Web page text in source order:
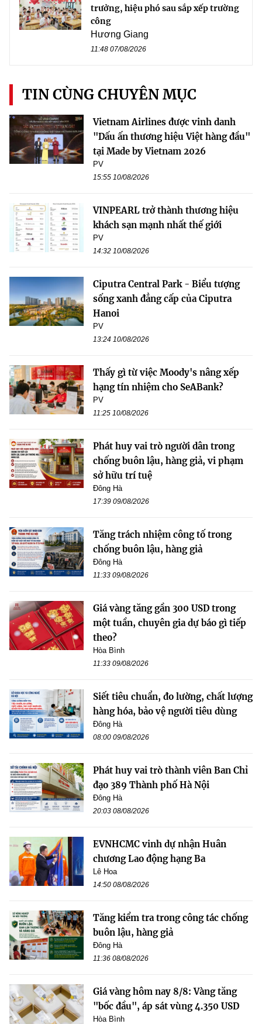
trưởng, hiệu phó sau sắp xếp trường
công
Hương Giang
11:48 07/08/2026
TIN CÙNG CHUYÊN MỤC
Vietnam Airlines được vinh danh
"Dấu ấn thương hiệu Việt hàng đầu"
tại Made by Vietnam 2026
PV
15:55 10/08/2026
VINPEARL trở thành thương hiệu
khách sạn mạnh nhất thế giới
PV
14:32 10/08/2026
Ciputra Central Park - Biểu tượng
sống xanh đẳng cấp của Ciputra
Hanoi
PV
13:24 10/08/2026
Thấy gì từ việc Moody's nâng xếp
hạng tín nhiệm cho SeABank?
PV
11:25 10/08/2026
Phát huy vai trò người dân trong
chống buôn lậu, hàng giả, vi phạm
sở hữu trí tuệ
Đông Hà
17:39 09/08/2026
Tăng trách nhiệm công tố trong
chống buôn lậu, hàng giả
Đông Hà
11:33 09/08/2026
Giá vàng tăng gần 300 USD trong
một tuần, chuyên gia dự báo gì tiếp
theo?
Hòa Bình
11:33 09/08/2026
Siết tiêu chuẩn, đo lường, chất lượng
hàng hóa, bảo vệ người tiêu dùng
Đông Hà
08:00 09/08/2026
Phát huy vai trò thành viên Ban Chỉ
đạo 389 Thành phố Hà Nội
Đông Hà
20:03 08/08/2026
EVNHCMC vinh dự nhận Huân
chương Lao động hạng Ba
Lê Hoa
14:50 08/08/2026
Tăng kiểm tra trong công tác chống
buôn lậu, hàng giả
Đông Hà
11:36 08/08/2026
Giá vàng hôm nay 8/8: Vàng tăng
"bốc đầu", áp sát vùng 4.350 USD
Hòa Bình